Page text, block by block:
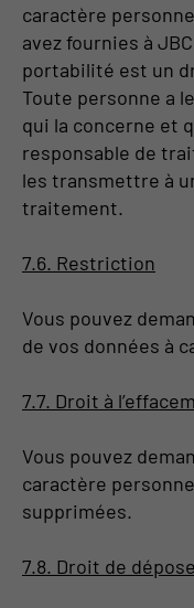
caractère
avez fournies à
portabilité est un
Toute personne a
qui la concerne et
responsable de
les transmettre à
traitement.
7.6. Restriction
Vous pouvez
de vos données à
7.7. Droit à
Vous pouvez
caractère
supprimées.
7.8. Droit de